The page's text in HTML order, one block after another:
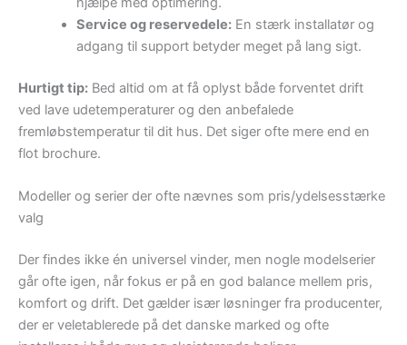
Service og reservedele:En stærk installatør og
adgang til support betyder meget på lang sigt.
Hurtigt tip: Bed altid om at få oplyst både forventet drift
ved lave udetemperaturer og den anbefalede
fremløbstemperatur til dit hus. Det siger ofte mere end en
flot brochure.
Modeller og serier der ofte nævnes som pris/ydelsesstærke
valg
Der findes ikke én universel vinder, men nogle modelserier
går ofte igen, når fokus er på en god balance mellem pris,
komfort og drift. Det gælder især løsninger fra producenter,
der er veletablerede på det danske marked og ofte